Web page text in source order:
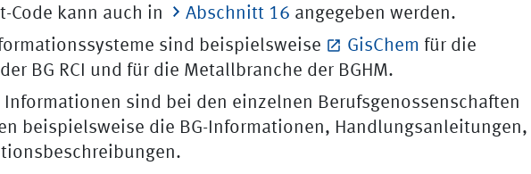
Code kann auch in
Abschnitt 16 angegeben werden.
sind beispielsweise
GisChem für die
BG RCI und für die Metallbranche der BGHM.
sind bei den einzelnen Berufsgenossenschaften
beispielsweise die BG-Informationen, Handlungsanleitungen,